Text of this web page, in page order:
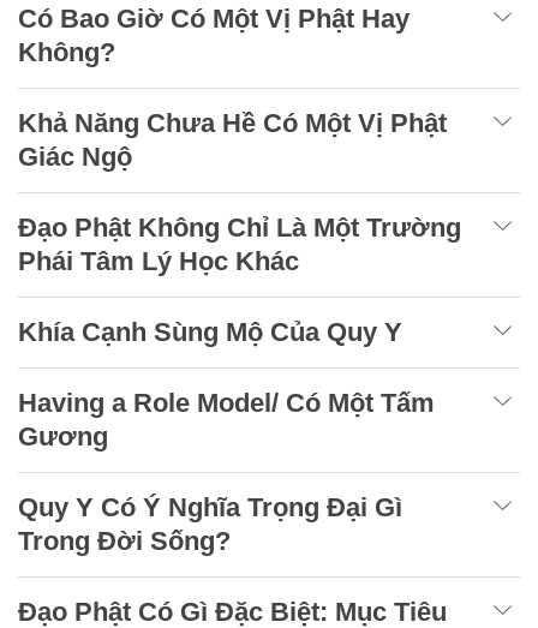
Có Bao Giờ Có Một Vị Phật Hay
Không?
Khả Năng Chưa Hề Có Một Vị Phật
Giác Ngộ
Đạo Phật Không Chỉ Là Một Trường
Phái Tâm Lý Học Khác
Khía Cạnh Sùng Mộ Của Quy Y
Having a Role Model/ Có Một Tấm
Gương
Quy Y Có Ý Nghĩa Trọng Đại Gì
Trong Đời Sống?
Đạo Phật Có Gì Đặc Biệt: Mục Tiêu